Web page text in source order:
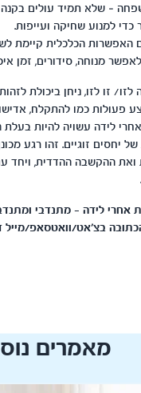
– שלא תמיד עולים
למנוע שחיקה ועייפות.
הכלכלית קיימת
מנוחה, סידורים, זמן
זו לזו, ניחן ביכולת
פעולות כמו להתקלח,
לידה עשויה להיות
יחסים זוגיים. זהו רגע
ההקשבה ההדדית, ויחד
מאמרים